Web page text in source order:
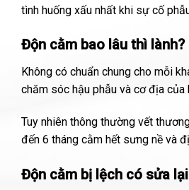
tình huống xấu nhất khi sự cố
Độn cằm bao lâu thì lành?
Không có chuẩn chung cho mỗi
chăm sóc hậu phẫu và cơ địa của
Tuy nhiên thông thường vết
đến 6 tháng cằm hết sưng nề và
Độn cằm bị lệch có sửa